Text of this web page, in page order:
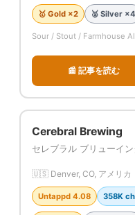
🥇 Gold ×2 🥈 Silver ×4
Sour / Stout / Farmhouse
📰 記事を読む
Cerebral Brewing
セレブラル ブリューイ
🇺🇸 Denver, CO, アメリカ
Untappd 4.08 358K